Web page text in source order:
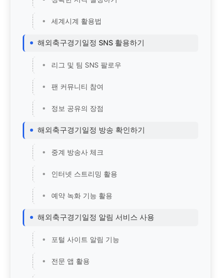
세계시계 활용법
해외축구경기일정 SNS 활용하기
리그 및 팀 SNS 팔로우
팬 커뮤니티 참여
정보 공유의 장점
해외축구경기일정 방송 확인하기
중계 방송사 체크
인터넷 스트리밍 활용
예약 녹화 기능 활용
해외축구경기일정 알림 서비스 사용
포털 사이트 알림 기능
전문 앱 활용